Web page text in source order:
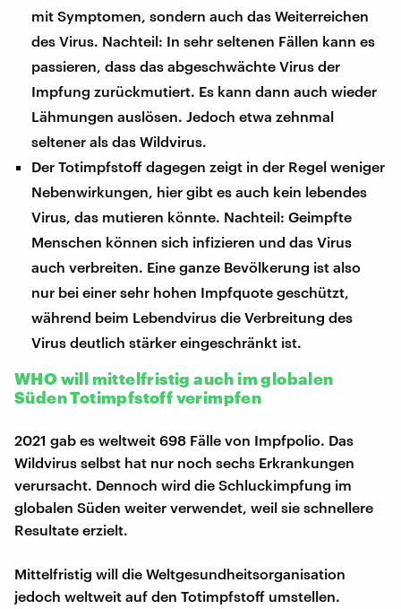
mit Symptomen, sondern auch das Weiterreichen
des Virus. Nachteil: In sehr seltenen Fällen kann es
passieren, dass das abgeschwächte Virus der
Impfung zurückmutiert. Es kann dann auch wieder
Lähmungen auslösen. Jedoch etwa zehnmal
seltener als das Wildvirus.
Der Totimpfstoff dagegen zeigt in der Regel weniger
Nebenwirkungen, hier gibt es auch kein lebendes
Virus, das mutieren könnte. Nachteil: Geimpfte
Menschen können sich infizieren und das Virus
auch verbreiten. Eine ganze Bevölkerung ist also
nur bei einer sehr hohen Impfquote geschützt,
während beim Lebendvirus die Verbreitung des
Virus deutlich stärker eingeschränkt ist.
WHO will mittelfristig auch im globalen
Süden Totimpfstoff verimpfen
2021 gab es weltweit 698 Fälle von Impfpolio. Das
Wildvirus selbst hat nur noch sechs Erkrankungen
verursacht. Dennoch wird die Schluckimpfung im
globalen Süden weiter verwendet, weil sie schnellere
Resultate erzielt.
Mittelfristig will die Weltgesundheitsorganisation
jedoch weltweit auf den Totimpfstoff umstellen.